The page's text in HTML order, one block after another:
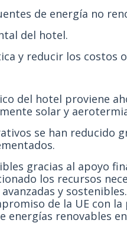
de energía no
del hotel.
y reducir los costos
del hotel proviene
solar y
se han reducido
gracias al apoyo
los recursos
y
de la UE con
energías renovables